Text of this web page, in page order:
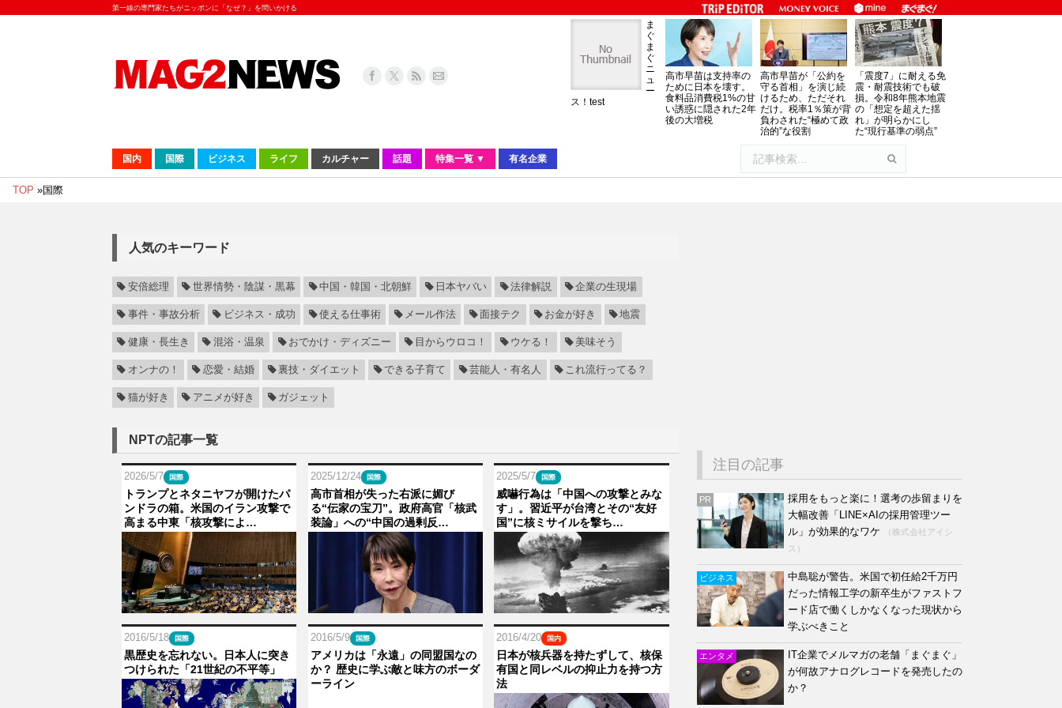
第一線の専門家たちがニッポンに「なぜ？」を問いかける
ま
ぐ
ま
ぐ
ニ
ュ
ー
ス！test
高市早苗は支持率の
ために日本を壊す。
食料品消費税1%の甘
い誘惑に隠された2年
後の大増税
高市早苗が「公約を
守る首相」を演じ続
けるため、ただそれ
だけ。税率1％策が背
負わされた“極めて政
治的”な役割
「震度7」に耐える免
震・耐震技術でも破
損。令和8年熊本地震
の「想定を超えた揺
れ」が明らかにし
た“現行基準の弱点”
国内 国際 ビジネス ライフ カルチャー 話題 特集一覧 ▼ 有名企業
TOP »国際
人気のキーワード
安倍総理 世界情勢・陰謀・黒幕 中国・韓国・北朝鮮 日本ヤバい 法律解説 企業の生現場
事件・事故分析 ビジネス・成功 使える仕事術 メール作法 面接テク お金が好き 地震
健康・長生き 混浴・温泉 おでかけ・ディズニー 目からウロコ！ ウケる！ 美味そう
オンナの！ 恋愛・結婚 裏技・ダイエット できる子育て 芸能人・有名人 これ流行ってる？
猫が好き アニメが好き ガジェット
NPTの記事一覧
2026/5/7 国際
トランプとネタニヤフが開けたパ
ンドラの箱。米国のイラン攻撃で
高まる中東「核攻撃によ…
2025/12/24 国際
高市首相が失った右派に媚び
る“伝家の宝刀”。政府高官「核武
装論」への“中国の過剰反…
2025/5/7 国際
威嚇行為は「中国への攻撃とみな
す」。習近平が台湾とその“友好
国”に核ミサイルを撃ち…
2016/5/18 国際
黒歴史を忘れない。日本人に突き
つけられた「21世紀の不平等」
2016/5/9 国際
アメリカは「永遠」の同盟国なの
か？ 歴史に学ぶ敵と味方のボーダ
ーライン
2016/4/20 国内
日本が核兵器を持たずして、核保
有国と同レベルの抑止力を持つ方
法
注目の記事
PR
採用をもっと楽に！選考の歩留まりを
大幅改善「LINE×AIの採用管理ツー
ル」が効果的なワケ
（株式会社アイシ
ス）
ビジネス
中島聡が警告。米国で初任給2千万円
だった情報工学の新卒生がファストフ
ード店で働くしかなくなった現状から
学ぶべきこと
エンタメ
IT企業でメルマガの老舗「まぐまぐ」
が何故アナログレコードを発売したの
か？